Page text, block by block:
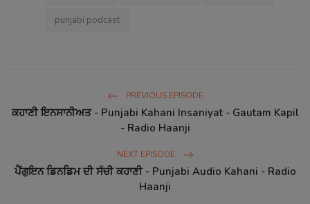
punjabi podcast
PREVIOUS EPISODE
ਕਹਾਣੀ ਇਨਸਾਨੀਅਤ - Punjabi Kahani Insaniyat - Gautam Kapil
- Radio Haanji
NEXT EPISODE
ਪੈਂਗੁਇਨ ਡਿਨਡਿਮ ਦੀ ਸੱਚੀ ਕਹਾਣੀ - Punjabi Audio Kahani - Radio
Haanji